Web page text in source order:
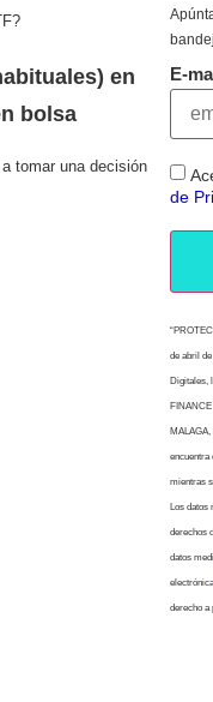
en
bolsa
tomar una decisión
E-
de
de abril
Digitales,
FINANCE
MALAGA,
encuentra
mientras
Los datos
derechos
datos
derecho a